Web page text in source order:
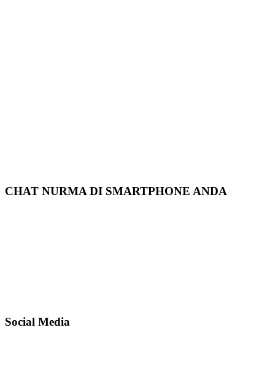
CHAT NURMA DI SMARTPHONE ANDA
Social Media